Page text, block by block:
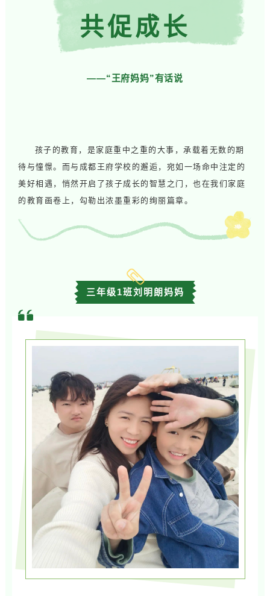
——“王府妈妈”有话说
共促成长
孩子的教育，是家庭重中之重的大事，承载着无数的期
待与憧憬。而与成都王府学校的邂逅，宛如一场命中注定的
美好相遇，悄然开启了孩子成长的智慧之门，也在我们家庭
的教育画卷上，勾勒出浓墨重彩的绚丽篇章。
三年级1班刘明朗妈妈